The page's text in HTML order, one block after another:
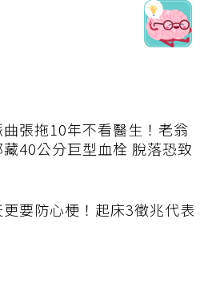
張拖10年不看醫生！老翁
40公分巨型血栓 脫落恐致
更要防心梗！起床3徵兆代表